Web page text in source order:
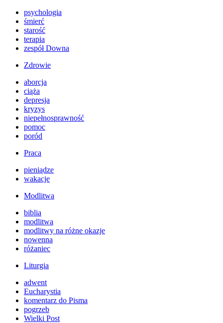
psychologia
śmierć
starość
terapia
zespół Downa
Zdrowie
aborcja
ciąża
depresja
kryzys
niepełnosprawność
pomoc
poród
Praca
pieniądze
wakacje
Modlitwa
biblia
modlitwa
modlitwy na różne okazje
nowenna
różaniec
Liturgia
adwent
Eucharystia
komentarz do Pisma
pogrzeb
Wielki Post